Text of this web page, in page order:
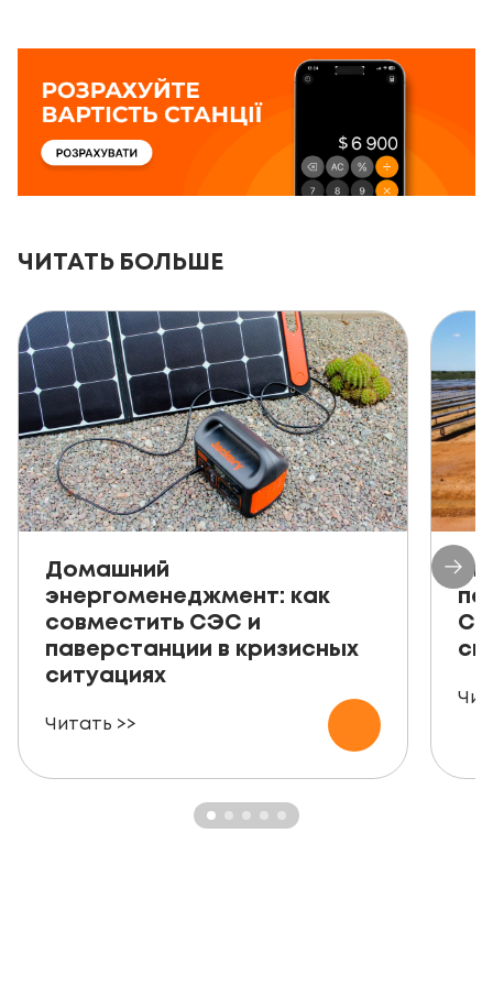
ЧИТАТЬ БОЛЬШЕ
Домашний
энергоменеджмент: как
совместить СЭС и
паверстанции в кризисных
ситуациях
Читать >>